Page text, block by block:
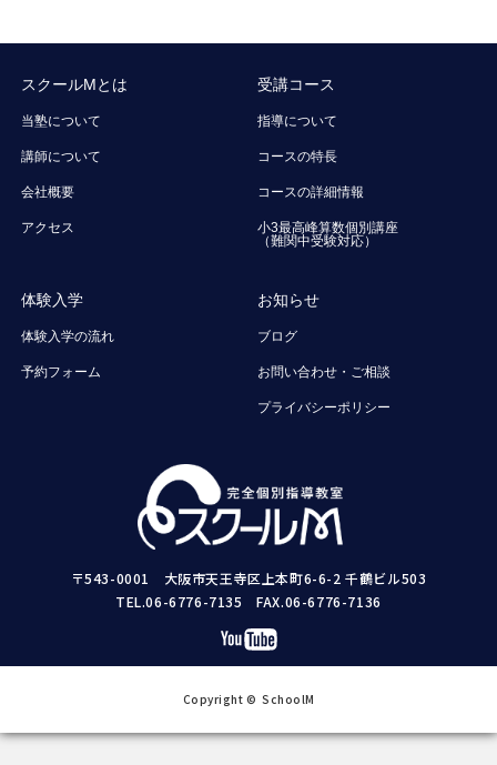
スクールMとは
当塾について
講師について
会社概要
アクセス
受講コース
指導について
コースの特長
コースの詳細情報
小3最高峰算数個別講座
（難関中受験対応）
体験入学
体験入学の流れ
予約フォーム
お知らせ
ブログ
お問い合わせ・ご相談
プライバシーポリシー
〒543-0001 大阪市天王寺区上本町6-6-2 千鶴ビル503
TEL.06-6776-7135 FAX.06-6776-7136
Copyright © SchoolM